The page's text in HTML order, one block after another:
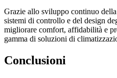
Grazie allo sviluppo continuo
sistemi di controllo e del design
migliorare comfort, affidabilità e
gamma di soluzioni di
Conclusioni